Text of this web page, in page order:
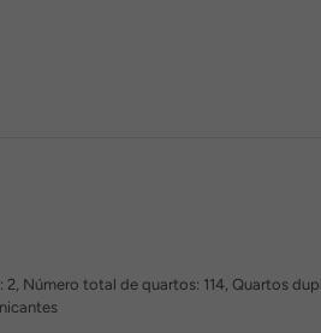
total de quartos: 114, Quartos